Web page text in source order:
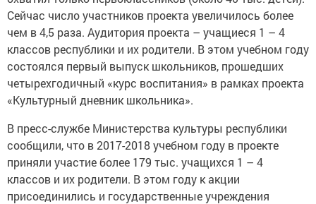
Сейчас число участников проекта увеличилось более
чем в 4,5 раза. Аудитория проекта – учащиеся 1 – 4
классов республики и их родители. В этом учебном году
состоялся первый выпуск школьников, прошедших
четырехгодичный «курс воспитания» в рамках проекта
«Культурный дневник школьника».
В пресс-службе Министерства культуры республики
сообщили, что в 2017-2018 учебном году в проекте
приняли участие более 179 тыс. учащихся 1 – 4
классов и их родители. В этом году к акции
присоединились и государственные учреждения